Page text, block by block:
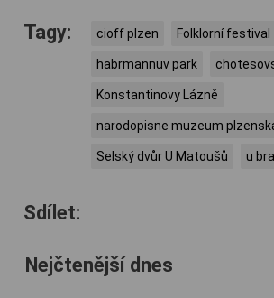
Tagy: cioff plzen Folklorní festival
habrmannuv park
Konstantinovy Lázně
narodopisne muzeum
Selský dvůr U Matoušů u
Sdílet:
Nejčtenější dnes